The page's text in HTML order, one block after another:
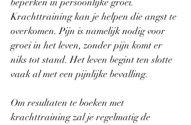
beperken in persoonlijke groei.
Krachttraining kan je helpen die angst te
overkomen. Pijn is namelijk nodig voor
groei in het leven, zonder pijn komt er
niks tot stand. Het leven begint ten slotte
vaak al met een pijnlijke bevalling.
Om resultaten te boeken met
krachttraining zal je regelmatig de